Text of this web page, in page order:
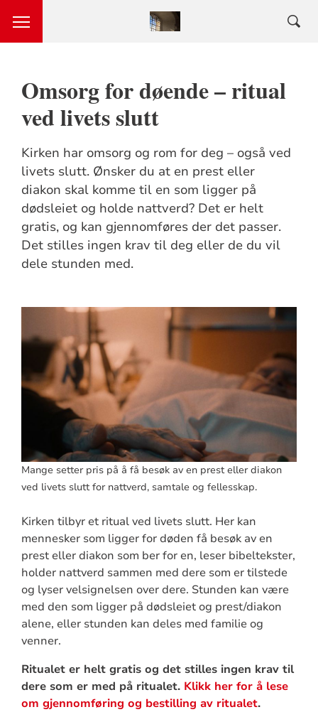
Omsorg for døende – ritual
ved livets slutt
Kirken har omsorg og rom for deg – også ved
livets slutt. Ønsker du at en prest eller
diakon skal komme til en som ligger på
dødsleiet og holde nattverd? Det er helt
gratis, og kan gjennomføres der det passer.
Det stilles ingen krav til deg eller de du vil
dele stunden med.
Mange setter pris på å få besøk av en prest eller diakon
ved livets slutt for nattverd, samtale og fellesskap.
Kirken tilbyr et ritual ved livets slutt. Her kan
mennesker som ligger for døden få besøk av en
prest eller diakon som ber for en, leser bibeltekster,
holder nattverd sammen med dere som er tilstede
og lyser velsignelsen over dere. Stunden kan være
med den som ligger på dødsleiet og prest/diakon
alene, eller stunden kan deles med familie og
venner.
Ritualet er helt gratis og det stilles ingen krav til
dere som er med på ritualet. Klikk her for å lese
om gjennomføring og bestilling av ritualet.